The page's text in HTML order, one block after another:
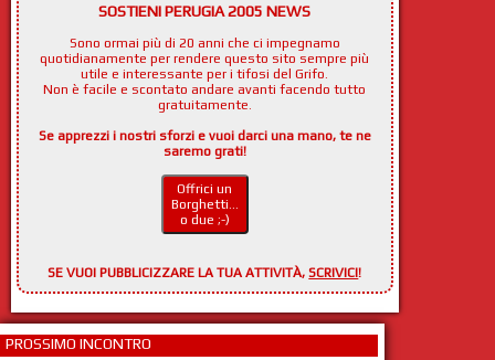
SOSTIENI PERUGIA 2005 NEWS
Sono ormai più di 20 anni che ci impegnamo
quotidianamente per rendere questo sito sempre più
utile e interessante per i tifosi del Grifo.
Non è facile e scontato andare avanti facendo tutto
gratuitamente.
Se apprezzi i nostri sforzi e vuoi darci una mano, te ne
saremo grati!
Offrici un
Borghetti...
o due ;-)
SE VUOI PUBBLICIZZARE LA TUA ATTIVITÀ,SCRIVICI!
PROSSIMO INCONTRO